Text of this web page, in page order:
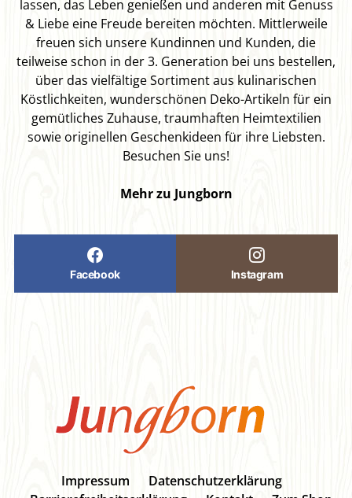
lassen, das Leben genießen und anderen mit Genuss
& Liebe eine Freude bereiten möchten. Mittlerweile
freuen sich unsere Kundinnen und Kunden, die
teilweise schon in der 3. Generation bei uns bestellen,
über das vielfältige Sortiment aus kulinarischen
Köstlichkeiten, wunderschönen Deko-Artikeln für ein
gemütliches Zuhause, traumhaften Heimtextilien
sowie originellen Geschenkideen für ihre Liebsten.
Besuchen Sie uns!
Mehr zu Jungborn
Facebook Instagram
Impressum
Datenschutzerklärung